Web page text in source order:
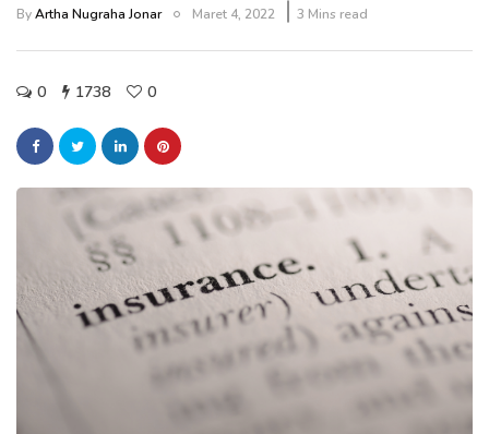
ByArtha Nugraha Jonar Maret 4, 2022 3 Mins read
0 1738 0